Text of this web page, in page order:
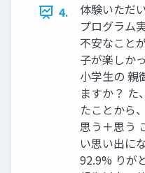
4.
体験いただ
プログラム
不安なこと
⼦が楽しか
⼩学⽣の 親
ますか？ た
たことから
思う＋思う
い思い出に
92.9% りが